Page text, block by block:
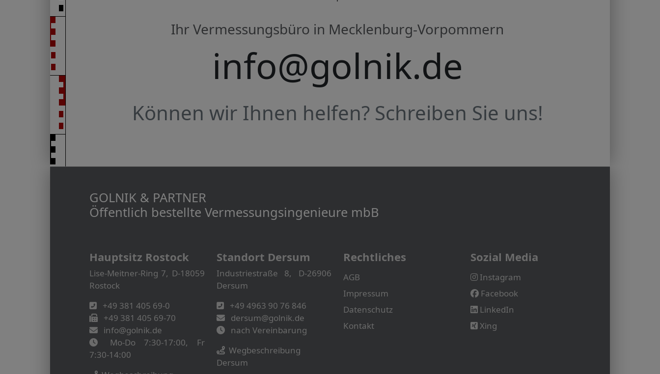
Ihr Vermessungsbüro in Mecklenburg-Vorpommern
info@golnik.de
Können wir Ihnen helfen? Schreiben Sie uns!
GOLNIK & PARTNER
Öffentlich bestellte Vermessungs­­ingenieure mbB
Hauptsitz Rostock
Lise-Meitner-Ring 7, D-18059
Rostock
+49 381 405 69-0
+49 381 405 69-70
info@golnik.de
Mo-Do 7:30-17:00, Fr
7:30-14:00
Standort Dersum
Industriestraße 8, D-26906
Dersum
+49 4963 90 76 846
dersum@golnik.de
nach Vereinbarung
Wegbeschreibung
Dersum
Rechtliches
AGB
Impressum
Datenschutz
Kontakt
Sozial Media
Instagram
Facebook
LinkedIn
Xing